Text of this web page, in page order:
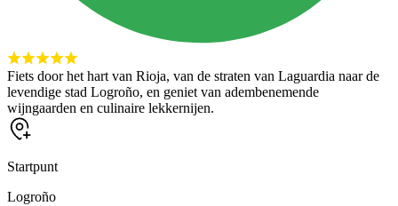
Fiets door het hart van Rioja, van de straten van Laguardia naar de
levendige stad Logroño, en geniet van adembenemende
wijngaarden en culinaire lekkernijen.
Startpunt
Logroño